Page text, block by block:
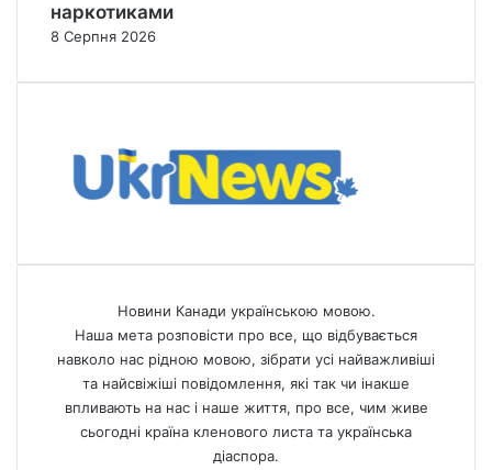
наркотиками
8 Серпня 2026
Новини Канади українською мовою.
Наша мета розповісти про все, що відбувається
навколо нас рідною мовою, зібрати усі найважливіші
та найсвіжіші повідомлення, які так чи інакше
впливають на нас і наше життя, про все, чим живе
сьогодні країна кленового листа та українська
діаспора.